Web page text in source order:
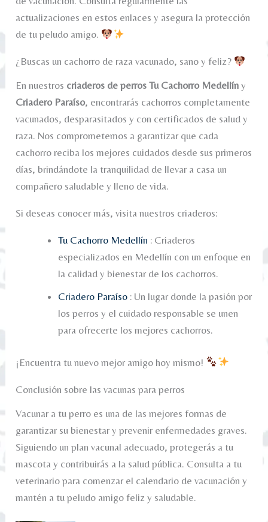
actualizaciones en estos enlaces y asegura la protección
de tu peludo amigo.
¿Buscas un cachorro de raza vacunado, sano y feliz?
En nuestros criaderos de perros Tu Cachorro Medellín y
Criadero Paraíso, encontrarás cachorros completamente
vacunados, desparasitados y con certificados de salud y
raza. Nos comprometemos a garantizar que cada
cachorro reciba los mejores cuidados desde sus primeros
días, brindándote la tranquilidad de llevar a casa un
compañero saludable y lleno de vida.
Si deseas conocer más, visita nuestros criaderos:
Tu Cachorro Medellín : Criaderos
especializados en Medellín con un enfoque en
la calidad y bienestar de los cachorros.
Criadero Paraíso : Un lugar donde la pasión por
los perros y el cuidado responsable se unen
para ofrecerte los mejores cachorros.
¡Encuentra tu nuevo mejor amigo hoy mismo!
Conclusión sobre las vacunas para perros
Vacunar a tu perro es una de las mejores formas de
garantizar su bienestar y prevenir enfermedades graves.
Siguiendo un plan vacunal adecuado, protegerás a tu
mascota y contribuirás a la salud pública. Consulta a tu
veterinario para comenzar el calendario de vacunación y
mantén a tu peludo amigo feliz y saludable.